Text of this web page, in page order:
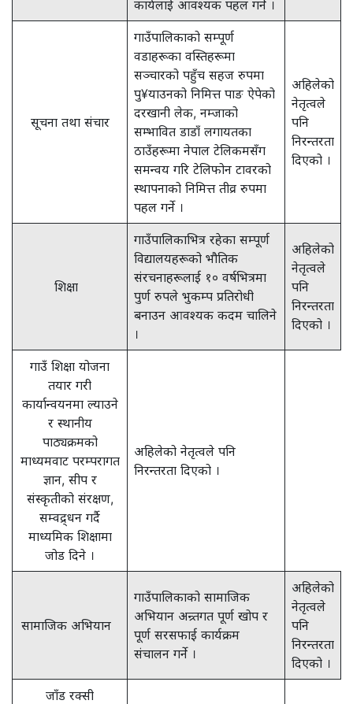
कार्यलाई आवश्यक पहल गर्ने ।
सूचना तथा संचार
गाउँपालिकाको सम्पूर्ण
वडाहरूका वस्तिहरूमा
सञ्चारको पहुँच सहज रुपमा
पु¥याउनको निमित्त पाङ ऐपेको
दरखानी लेक, नम्जाको
सम्भावित डाडाँ लगायतका
ठाउँहरूमा नेपाल टेलिकमसँग
समन्वय गरि टेलिफोन टावरको
स्थापनाको निमित्त तीव्र रुपमा
पहल गर्ने ।
अहिलेको
नेतृत्वले
पनि
निरन्तरता
दिएको ।
शिक्षा
गाउँपालिकाभित्र रहेका सम्पूर्ण
विद्यालयहरूको भौतिक
संरचनाहरूलाई १० वर्षभित्रमा
पुर्ण रुपले भुकम्प प्रतिरोधी
बनाउन आवश्यक कदम चालिने
।
अहिलेको
नेतृत्वले
पनि
निरन्तरता
दिएको ।
गाउँ शिक्षा योजना
तयार गरी
कार्यान्वयनमा ल्याउने
र स्थानीय
पाठ्यक्रमको
माध्यमवाट परम्परागत
ज्ञान, सीप र
संस्कृतीको संरक्षण,
सम्वद्र्धन गर्दै
माध्यमिक शिक्षामा
जोड दिने ।
अहिलेको नेतृत्वले पनि
निरन्तरता दिएको ।
सामाजिक अभियान
गाउँपालिकाको सामाजिक
अभियान अन्र्तगत पूर्ण खोप र
पूर्ण सरसफाई कार्यक्रम
संचालन गर्ने ।
अहिलेको
नेतृत्वले
पनि
निरन्तरता
दिएको ।
जाँड रक्सी